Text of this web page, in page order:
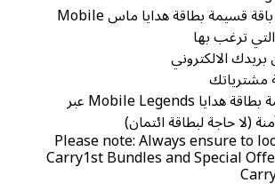
أدخل سعر باقة قسيمة بطاقة هدايا ماس Mobile
الالكتروني
اشترِ قسيمة بطاقة هدايا Mobile Legends عبر
حاجة لبطاقة ائتمان)
Please note: Always ensure
Carry1st Bundles and